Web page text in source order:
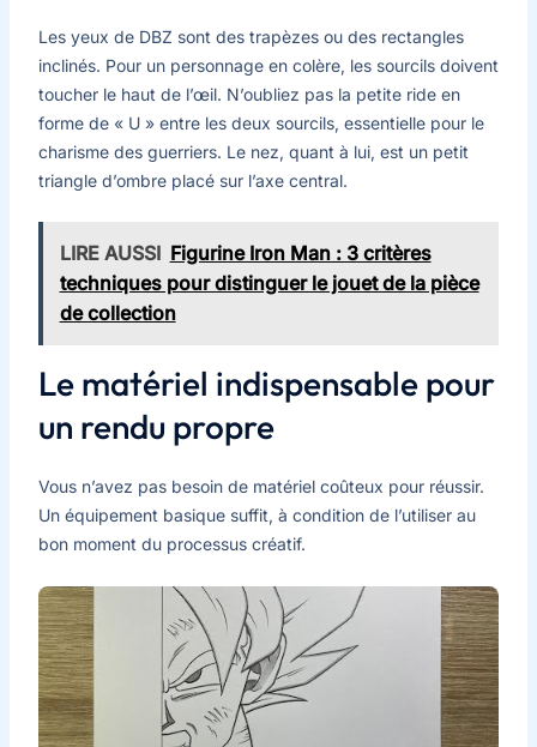
Les yeux de DBZ sont des trapèzes ou des rectangles
inclinés. Pour un personnage en colère, les sourcils doivent
toucher le haut de l’œil. N’oubliez pas la petite ride en
forme de « U » entre les deux sourcils, essentielle pour le
charisme des guerriers. Le nez, quant à lui, est un petit
triangle d’ombre placé sur l’axe central.
LIRE AUSSI Figurine Iron Man : 3 critères
techniques pour distinguer le jouet de la pièce
de collection
Le matériel indispensable pour
un rendu propre
Vous n’avez pas besoin de matériel coûteux pour réussir.
Un équipement basique suffit, à condition de l’utiliser au
bon moment du processus créatif.